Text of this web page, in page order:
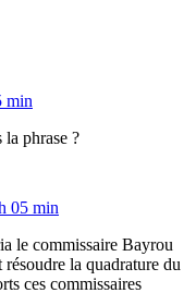
min
phrase ?
05 min
le commissaire Bayrou
la quadrature du
ces commissaires